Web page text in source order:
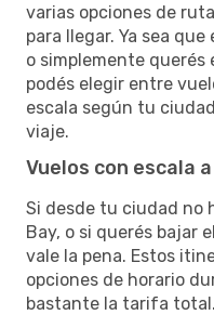
varias opciones de
para llegar. Ya sea
o simplemente querés
podés elegir entre
escala según tu
viaje.
Vuelos con escala
Si desde tu ciudad no
Bay, o si querés bajar
vale la pena. Estos
opciones de horario
bastante la tarifa total.